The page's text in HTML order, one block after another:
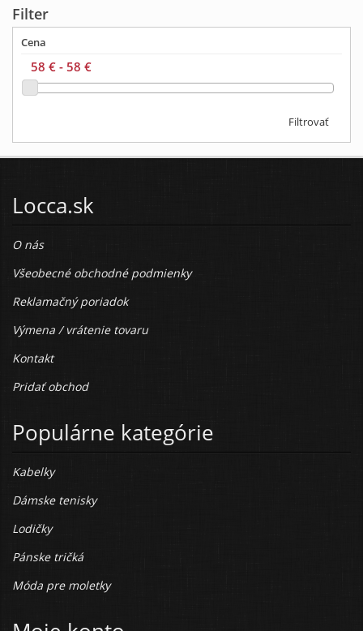
Filter
Cena
Filtrovať
Locca.sk
O nás
Všeobecné obchodné podmienky
Reklamačný poriadok
Výmena / vrátenie tovaru
Kontakt
Pridať obchod
Populárne kategórie
Kabelky
Dámske tenisky
Lodičky
Pánske tričká
Móda pre moletky